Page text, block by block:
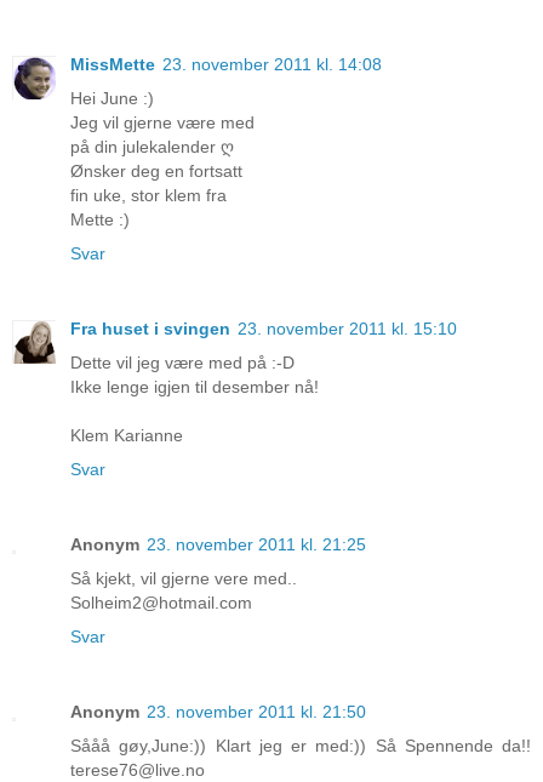
MissMette 23. november 2011 kl. 14:08
Hei June :)
Jeg vil gjerne være med
på din julekalender ღ
Ønsker deg en fortsatt
fin uke, stor klem fra
Mette :)
Svar
Fra huset i svingen 23. november 2011 kl. 15:10
Dette vil jeg være med på :-D
Ikke lenge igjen til desember nå!
Klem Karianne
Svar
Anonym 23. november 2011 kl. 21:25
Så kjekt, vil gjerne vere med..
Solheim2@hotmail.com
Svar
Anonym 23. november 2011 kl. 21:50
Sååå gøy,June:)) Klart jeg er med:)) Så Spennende da!!
terese76@live.no